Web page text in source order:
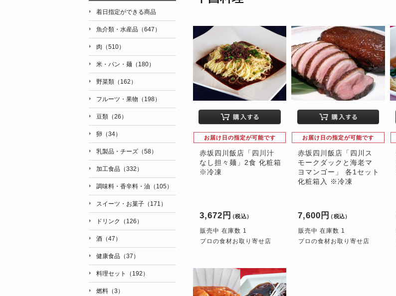
お届け日の指定が可能です
赤坂四川飯店「四川汁
なし担々麺」2食 化粧箱
※冷凍
3,672円（税込）
販売中 在庫数 1
プロの食材お取り寄せ店
お届け日の指定が可能です
赤坂四川飯店「四川ス
モークダックと海老マ
ヨマンゴー」 各1セット
化粧箱入 ※冷凍
7,600円 （税込）
販売中 在庫数 1
プロの食材お取り寄せ店
着日指定ができる商品
魚介類・水産品（647）
肉（510）
米・パン・麺（180）
野菜類（162）
フルーツ・果物（198）
豆類（26）
卵（34）
乳製品・チーズ（58）
加工食品（332）
調味料・香辛料・油（105）
スイーツ・お菓子（171）
ドリンク（126）
酒（47）
健康食品（37）
料理セット（192）
燃料（3）